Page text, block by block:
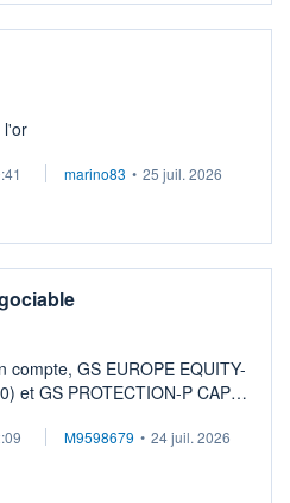
l'or
marino83 • 25 juil. 2026
compte, GS EUROPE EQUITY-
et GS PROTECTION-P CAP
me signale ...
M9598679 • 24 juil. 2026